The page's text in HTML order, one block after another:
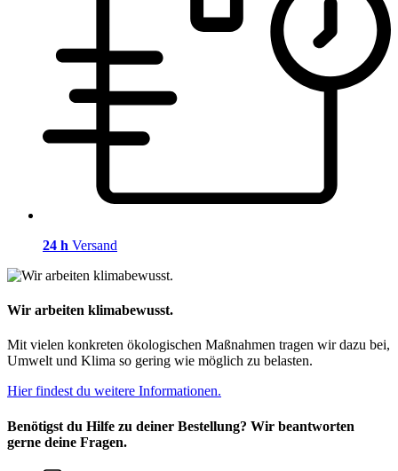
24 h Versand
Wir arbeiten klimabewusst.
Mit vielen konkreten ökologischen Maßnahmen tragen wir dazu bei,
Umwelt und Klima so gering wie möglich zu belasten.
Hier findest du weitere Informationen.
Benötigst du Hilfe zu deiner Bestellung? Wir beantworten
gerne deine Fragen.